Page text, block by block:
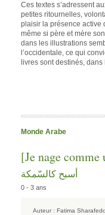
Ces textes s’adressent
petites ritournelles,
plaisir la présence active
même si père et mère
dans les illustrations
l’occidentale, ce qui
livres sont destinés,
Monde Arabe
[Je nage comme
أسبح كالسّمكة
0 - 3 ans
Auteur : Fatima